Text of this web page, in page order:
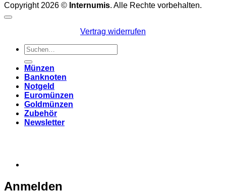
Copyright 2026 © Internumis. Alle Rechte vorbehalten.
Vertrag widerrufen
Suchen
nach:
Münzen
Banknoten
Notgeld
Euromünzen
Goldmünzen
Zubehör
Newsletter
Anmelden